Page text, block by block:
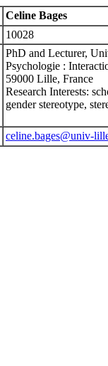
Celine Bages
10028
PhD and Lecturer,
Psychologie :
59000 Lille, France
Research Interests:
gender stereotype,
celine.bages@univ-